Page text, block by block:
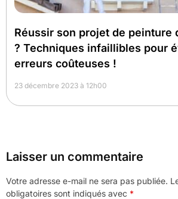
Réussir son projet de peinture
? Techniques infaillibles pour
erreurs coûteuses !
23 décembre 2023 à 12h00
Laisser un commentaire
Votre adresse e-mail ne sera pas publiée.
obligatoires sont indiqués avec *